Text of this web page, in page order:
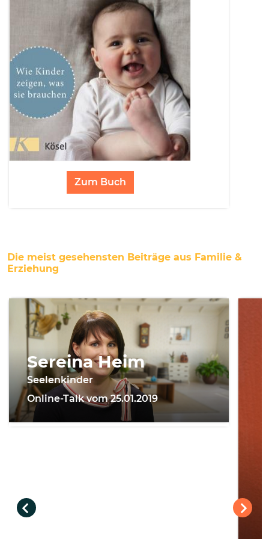
Zum Buch
Die meist gesehensten Beiträge aus Familie &
Erziehung
Sereina Heim
Seelenkinder
Online-Talk vom 25.01.2019